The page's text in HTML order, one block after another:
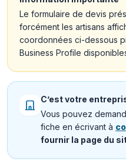
Le formulaire de devis
forcément les artisans
coordonnées ci-dessous
Business Profile
C’est votre
Vous pouvez
fiche en écrivant à
fournir la page du